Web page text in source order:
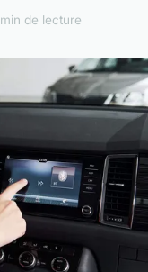
de lecture